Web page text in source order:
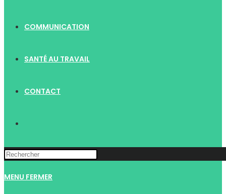
COMMUNICATION
SANTÉ AU TRAVAIL
CONTACT
WEBSITE
MENU FERMER